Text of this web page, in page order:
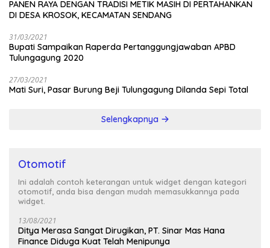
PANEN RAYA DENGAN TRADISI METIK MASIH DI PERTAHANKAN
DI DESA KROSOK, KECAMATAN SENDANG
31/03/2021
Bupati Sampaikan Raperda Pertanggungjawaban APBD
Tulungagung 2020
27/03/2021
Mati Suri, Pasar Burung Beji Tulungagung Dilanda Sepi Total
Selengkapnya
Otomotif
Ini adalah contoh keterangan untuk widget dengan kategori
otomotif, anda bisa dengan mudah memasukkannya pada
widget.
13/08/2021
Ditya Merasa Sangat Dirugikan, PT. Sinar Mas Hana
Finance Diduga Kuat Telah Menipunya